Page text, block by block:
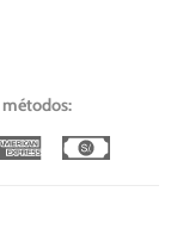
métodos:
American